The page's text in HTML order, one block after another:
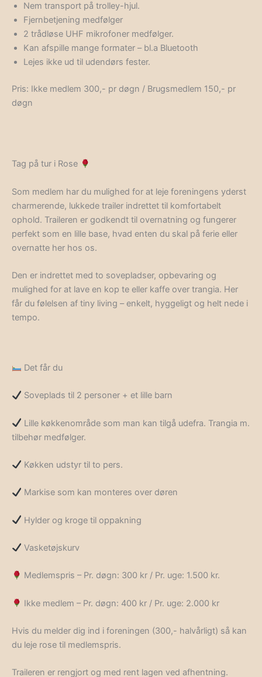
Nem transport på trolley-hjul.
Fjernbetjening medfølger
2 trådløse UHF mikrofoner medfølger.
Kan afspille mange formater – bl.a Bluetooth
Lejes ikke ud til udendørs fester.
Pris: Ikke medlem 300,- pr døgn / Brugsmedlem 150,- pr
døgn
Tag på tur i Rose
Som medlem har du mulighed for at leje foreningens yderst
charmerende, lukkede trailer indrettet til komfortabelt
ophold. Traileren er godkendt til overnatning og fungerer
perfekt som en lille base, hvad enten du skal på ferie eller
overnatte her hos os.
Den er indrettet med to sovepladser, opbevaring og
mulighed for at lave en kop te eller kaffe over trangia. Her
får du følelsen af tiny living – enkelt, hyggeligt og helt nede i
tempo.
Det får du
Soveplads til 2 personer + et lille barn
Lille køkkenområde som man kan tilgå udefra. Trangia m.
tilbehør medfølger.
Køkken udstyr til to pers.
Markise som kan monteres over døren
Hylder og kroge til oppakning
Vasketøjskurv
Medlemspris – Pr. døgn: 300 kr / Pr. uge: 1.500 kr.
Ikke medlem – Pr. døgn: 400 kr / Pr. uge: 2.000 kr
Hvis du melder dig ind i foreningen (300,- halvårligt) så kan
du leje rose til medlemspris.
Traileren er rengjort og med rent lagen ved afhentning.